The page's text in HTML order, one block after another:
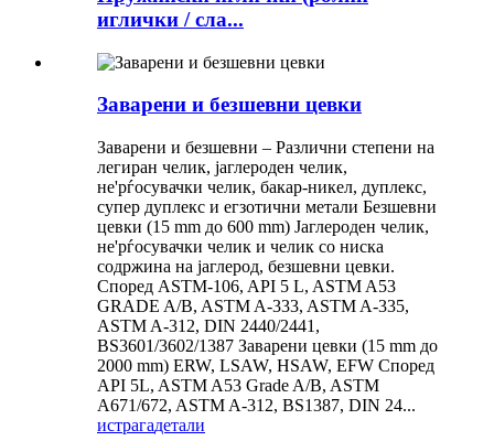
иглички / сла...
Заварени и безшевни цевки
Заварени и безшевни – Различни степени на
легиран челик, јаглероден челик,
не'рѓосувачки челик, бакар-никел, дуплекс,
супер дуплекс и егзотични метали Безшевни
цевки (15 mm до 600 mm) Јаглероден челик,
не'рѓосувачки челик и челик со ниска
содржина на јаглерод, безшевни цевки.
Според ASTM-106, API 5 L, ASTM A53
GRADE A/B, ASTM A-333, ASTM A-335,
ASTM A-312, DIN 2440/2441,
BS3601/3602/1387 Заварени цевки (15 mm до
2000 mm) ERW, LSAW, HSAW, EFW Според
API 5L, ASTM A53 Grade A/B, ASTM
A671/672, ASTM A-312, BS1387, DIN 24...
истрагадетали